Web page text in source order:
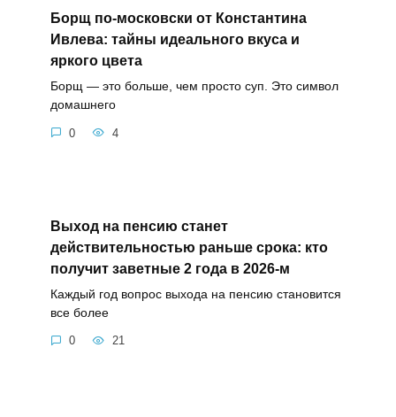
Борщ по-московски от Константина
Ивлева: тайны идеального вкуса и
яркого цвета
Борщ — это больше, чем просто суп. Это символ
домашнего
0 4
Выход на пенсию станет
действительностью раньше срока: кто
получит заветные 2 года в 2026-м
Каждый год вопрос выхода на пенсию становится
все более
0 21